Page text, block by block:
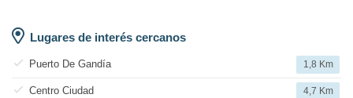
Lugares de interés cercanos
Puerto De Gandía 1,8 Km
Centro Ciudad 4,7 Km